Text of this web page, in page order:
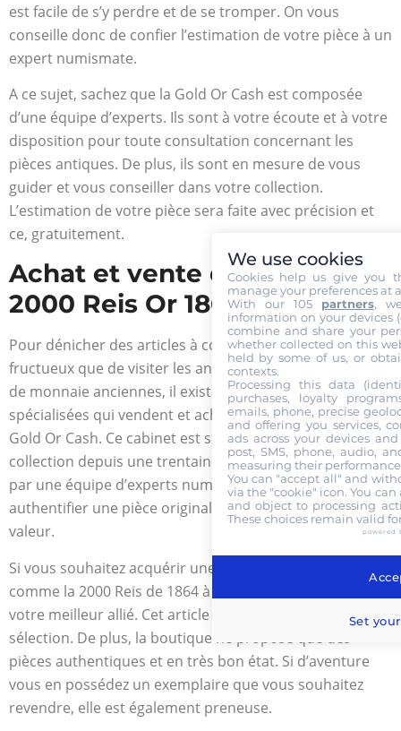
est facile de s’y perdre et de se tromper. On vous
conseille donc de confier l’estimation de votre pièce à un
expert numismate.
A ce sujet, sachez que la Gold Or Cash est composée
d’une équipe d’experts. Ils sont à votre écoute et à votre
disposition pour toute consultation concernant les
pièces antiques. De plus, ils sont en mesure de vous
guider et vous conseiller dans votre collection.
L’estimation de votre pièce sera faite avec précision et
ce, gratuitement.
Achat et vente d’une pièce
2000 Reis Or 1864 à 1888
Pour dénicher des articles à collectionner, rien n’est plus
fructueux que de visiter les antiquaires. Pour les pièces
de monnaie anciennes, il existe des boutiques
spécialisées qui vendent et achètent. C’est le cas de la
Gold Or Cash. Ce cabinet est sur le marché de la
collection depuis une trentaine d’années. Il est formé
par une équipe d’experts numismates qui peuvent
authentifier une pièce originale, et peut étudier sa
valeur.
Si vous souhaitez acquérir une monnaie antique en or
comme la 2000 Reis de 1864 à 1888, la Gold Or Cash est
votre meilleur allié. Cet article figure dans sa large
sélection. De plus, la boutique ne propose que des
pièces authentiques et en très bon état. Si d’aventure
vous en possédez un exemplaire que vous souhaitez
revendre, elle est également preneuse.
We use cookies
Cookies help us give you
manage your preferences at
With our 105 partners,
information on your devices
combine and share your
whether collected on this
held by some of us, or
contexts.
Processing this data
purchases, loyalty
emails, phone, precise
and offering you services,
ads across your devices
post, SMS, phone, audio,
measuring their
You can "accept all" and
via the "cookie" icon. You
and object to processing
These choices remain valid
powered
Set